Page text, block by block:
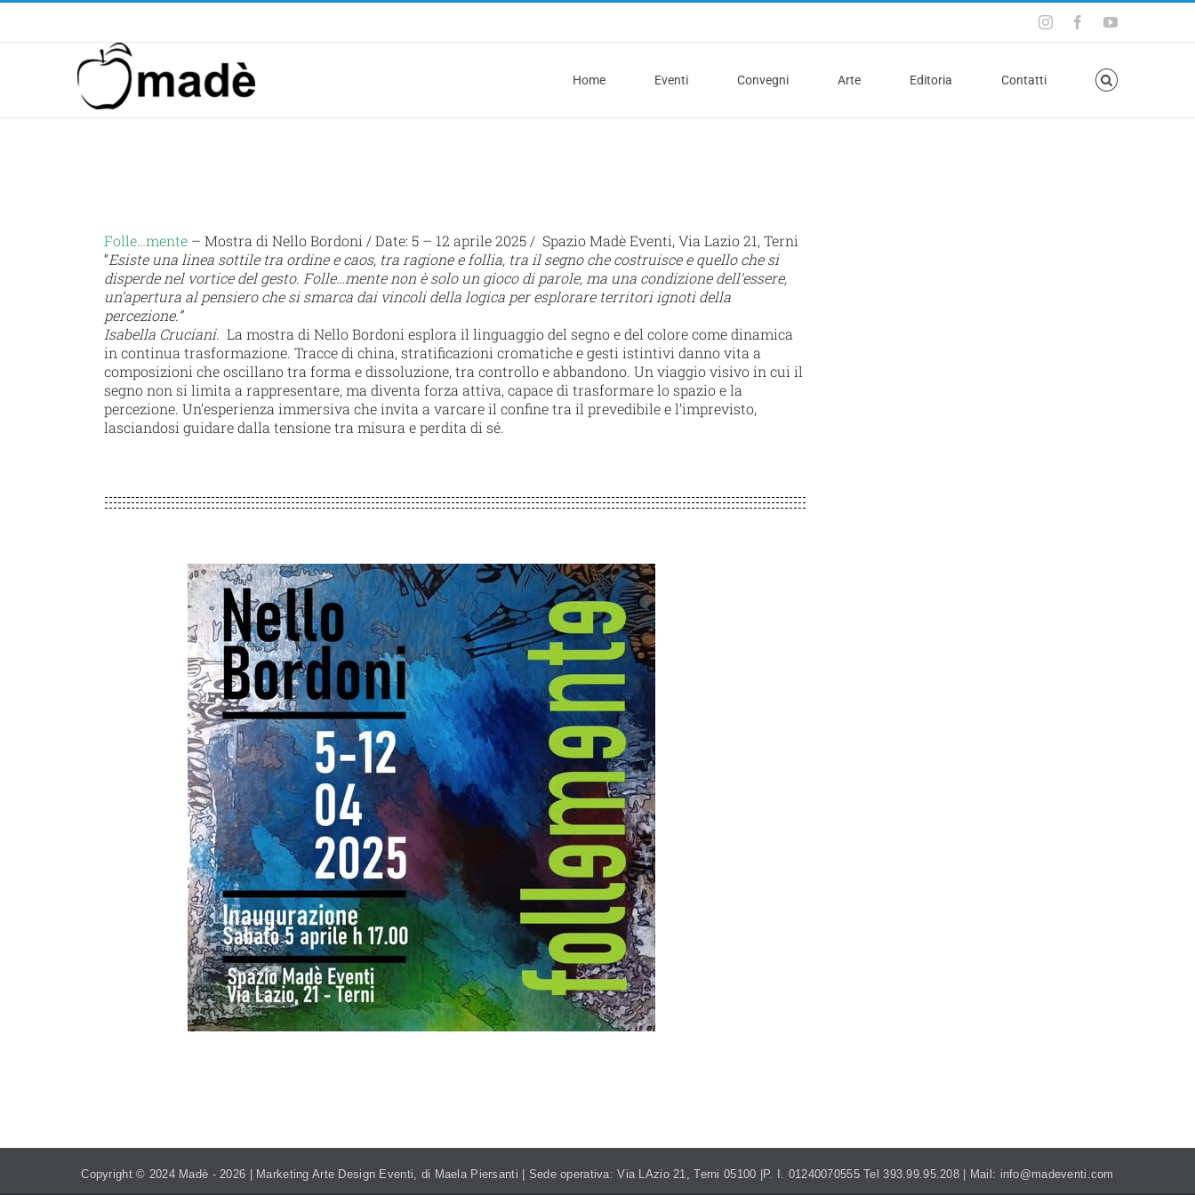
Home Eventi Convegni Arte Editoria Contatti
Folle…mente – Mostra di Nello Bordoni / Date: 5 – 12 aprile 2025 / Spazio Madè Eventi, Via Lazio 21, Terni
“Esiste una linea sottile tra ordine e caos, tra ragione e follia, tra il segno che costruisce e quello che si
disperde nel vortice del gesto. Folle…mente non è solo un gioco di parole, ma una condizione dell’essere,
un’apertura al pensiero che si smarca dai vincoli della logica per esplorare territori ignoti della
percezione.”
Isabella Cruciani. La mostra di Nello Bordoni esplora il linguaggio del segno e del colore come dinamica
in continua trasformazione. Tracce di china, stratificazioni cromatiche e gesti istintivi danno vita a
composizioni che oscillano tra forma e dissoluzione, tra controllo e abbandono. Un viaggio visivo in cui il
segno non si limita a rappresentare, ma diventa forza attiva, capace di trasformare lo spazio e la
percezione. Un’esperienza immersiva che invita a varcare il confine tra il prevedibile e l’imprevisto,
lasciandosi guidare dalla tensione tra misura e perdita di sé.
Copyright © 2024 Madè -2026 | Marketing Arte Design Eventi, di Maela Piersanti | Sede operativa: Via LAzio 21, Terni 05100 |P. I. 01240070555 Tel 393.99.95.208 | Mail: info@madeventi.com